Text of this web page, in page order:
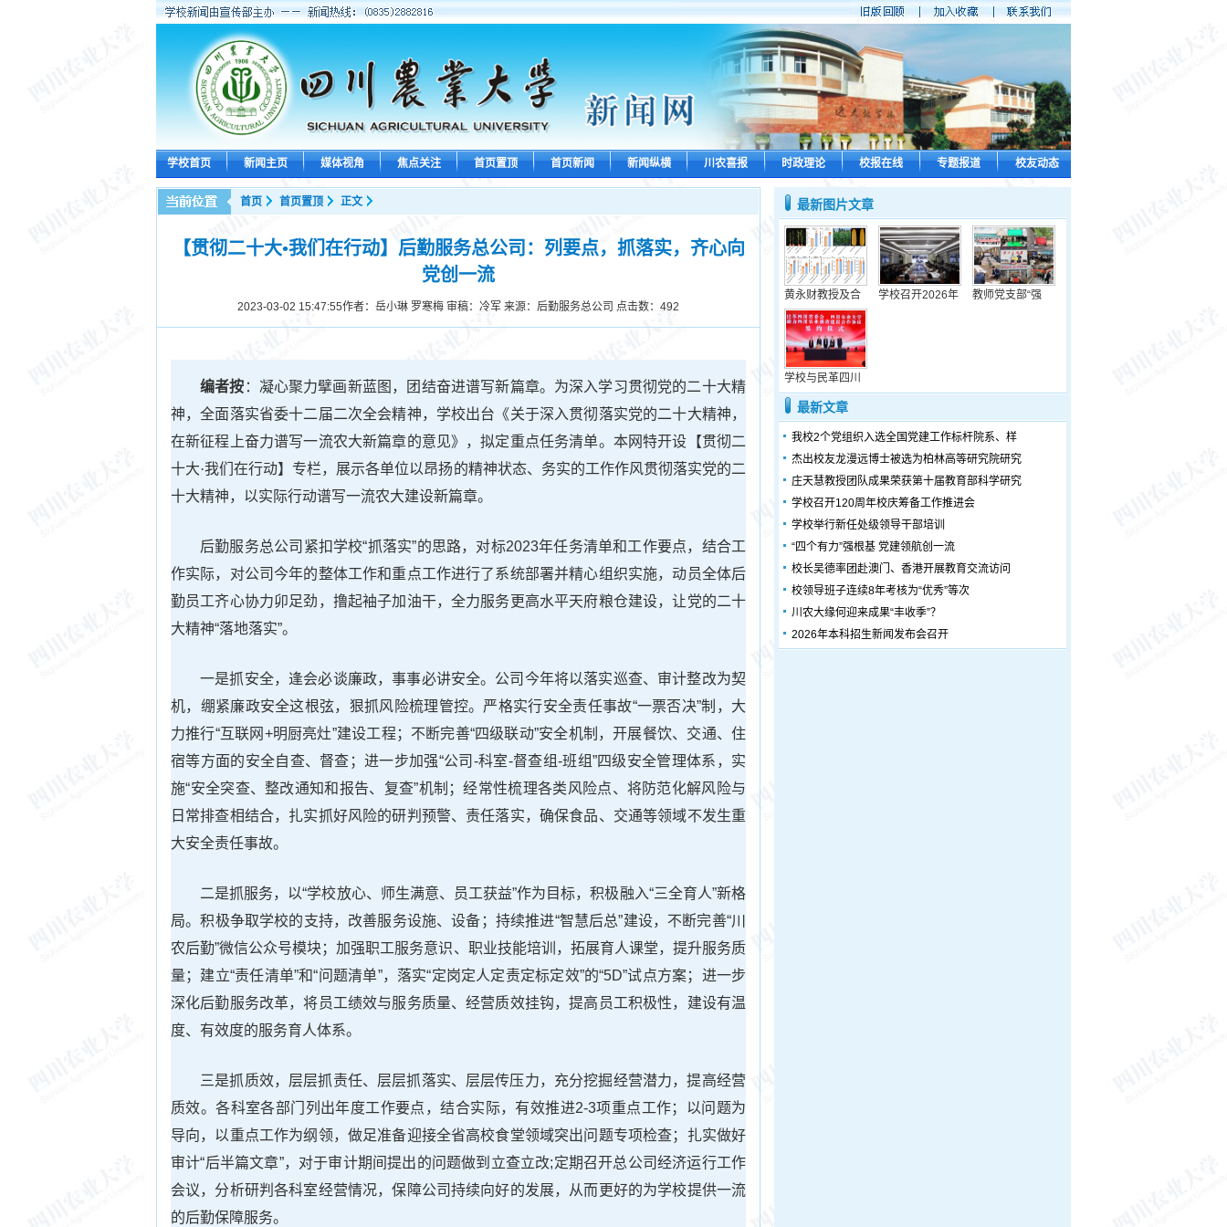
学校首页 新闻主页 媒体视角 焦点关注 首页置顶 首页新闻 新闻纵横 川农喜报 时政理论 校报在线 专题报道 校友动态
首页 首页置顶 正文
【贯彻二十大•我们在行动】后勤服务总公司：列要点，抓落实，齐心向
党创一流
2023-03-02 15:47:55作者：岳小琳 罗寒梅​ 审稿：冷军 来源：后勤服务总公司 点击数： 492
编者按 ：凝心聚力擘画新蓝图，团结奋进谱写新篇章。为深入学习贯彻党的二十大精
神，全面落实省委十二届二次全会精神，学校出台《关于深入贯彻落实党的二十大精神，
在新征程上奋力谱写一流农大新篇章的意见》，拟定重点任务清单。本网特开设【贯彻二
十大·我们在行动】专栏，展示各单位以昂扬的精神状态、务实的工作作风贯彻落实党的二
十大精神，以实际行动谱写一流农大建设新篇章。
后勤服务总公司紧扣学校“抓落实”的思路，对标2023年任务清单和工作要点，结合工
作实际，对公司今年的整体工作和重点工作进行了系统部署并精心组织实施，动员全体后
勤员工齐心协力卯足劲，撸起袖子加油干，全力服务更高水平天府粮仓建设，让党的二十
大精神“落地落实”。
一是抓安全，逢会必谈廉政，事事必讲安全。公司今年将以落实巡查、审计整改为契
机，绷紧廉政安全这根弦，狠抓风险梳理管控。严格实行安全责任事故“一票否决”制，大
力推行“互联网+明厨亮灶”建设工程；不断完善“四级联动”安全机制，开展餐饮、交通、住
宿等方面的安全自查、督查；进一步加强“公司-科室-督查组-班组”四级安全管理体系，实
施“安全突查、整改通知和报告、复查”机制；经常性梳理各类风险点、将防范化解风险与
日常排查相结合，扎实抓好风险的研判预警、责任落实，确保食品、交通等领域不发生重
大安全责任事故。
二是抓服务，以“学校放心、师生满意、员工获益”作为目标，积极融入“三全育人”新格
局。积极争取学校的支持，改善服务设施、设备；持续推进“智慧后总”建设，不断完善“川
农后勤”微信公众号模块；加强职工服务意识、职业技能培训，拓展育人课堂，提升服务质
量；建立“责任清单”和“问题清单”，落实“定岗定人定责定标定效”的“5D”试点方案；进一步
深化后勤服务改革，将员工绩效与服务质量、经营质效挂钩，提高员工积极性，建设有温
度、有效度的服务育人体系。
三是抓质效，层层抓责任、层层抓落实、层层传压力，充分挖掘经营潜力，提高经营
质效。各科室各部门列出年度工作要点，结合实际，有效推进2-3项重点工作；以问题为
导向，以重点工作为纲领，做足准备迎接全省高校食堂领域突出问题专项检查；扎实做好
审计“后半篇文章”，对于审计期间提出的问题做到立查立改;定期召开总公司经济运行工作
会议，分析研判各科室经营情况，保障公司持续向好的发展，从而更好的为学校提供一流
的后勤保障服务。
最新图片文章
黄永财教授及合 学校召开2026年 教师党支部“强
学校与民革四川
最新文章
我校2个党组织入选全国党建工作标杆院系、样
杰出校友龙漫远博士被选为柏林高等研究院研究
庄天慧教授团队成果荣获第十届教育部科学研究
学校召开120周年校庆筹备工作推进会
学校举行新任处级领导干部培训
“四个有力”强根基 党建领航创一流
校长吴德率团赴澳门、香港开展教育交流访问
校领导班子连续8年考核为“优秀”等次
川农大缘何迎来成果“丰收季”？
2026年本科招生新闻发布会召开